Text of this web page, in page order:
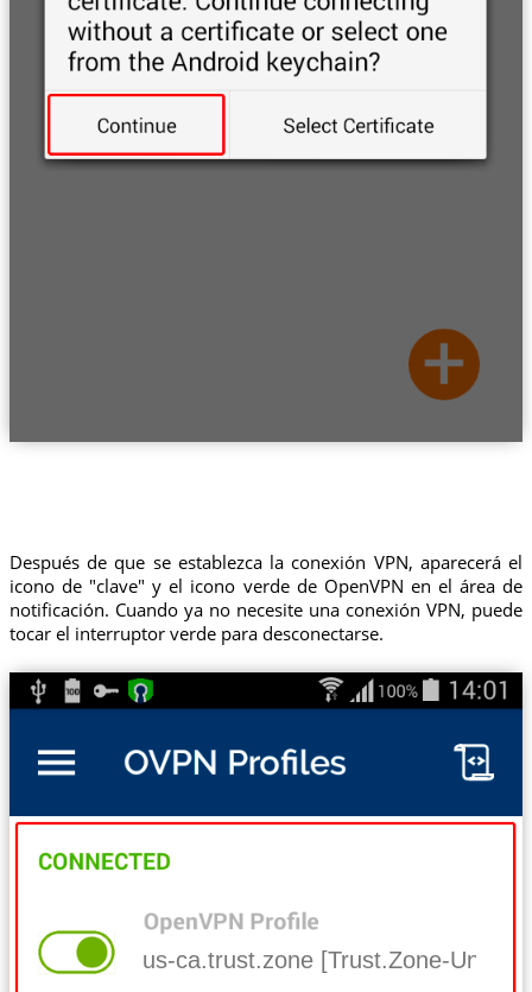
Después de que se establezca la conexión VPN, aparecerá el
icono de "clave" y el icono verde de OpenVPN en el área de
notificación. Cuando ya no necesite una conexión VPN, puede
tocar el interruptor verde para desconectarse.
us-ca.trust.zone [Trust.Zone-